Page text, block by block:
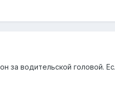
за водительской головой.